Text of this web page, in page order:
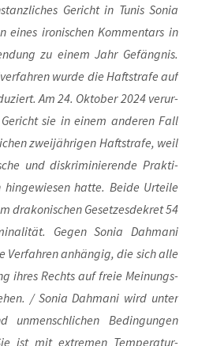
Gericht in Tunis Sonia
eines iro­ni­schen Kom­men­tars in
zu einem Jahr Gefäng­nis.
wur­de die Haft­stra­fe auf
Am 24. Okto­ber 2024 ver­ur­
sie in einem ande­ren Fall
zwei­jäh­ri­gen Haft­stra­fe, weil
und dis­kri­mi­nie­ren­de Prak­ti­
hin­ge­wie­sen hat­te. Bei­de Urtei­le
dra­ko­ni­schen Geset­zes­de­kret 54
Gegen Sonia Dah­ma­ni
Ver­fah­ren anhän­gig, die sich alle
ihres Rechts auf freie Mei­nungs­
/ Sonia Dah­ma­ni wird unter
unmensch­li­chen Bedin­gun­gen
ist mit extre­men Tem­pe­ra­tur­